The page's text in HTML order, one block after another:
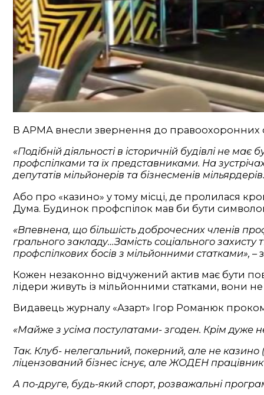
В АРМА внесли звернення до правоохоронних
«Подібній діяльності в історичній будівлі не
профспілками та їх представниками. На
депутатів мільйонерів та бізнесменів
Або про «казино» у тому місці, де пролилася
Дума. Будинок профспілок мав би бути
«Впевнена, що більшість доброчесних членів
грального закладу…Замість соціального
профспілкових босів з мільйонними статками», –
Кожен незаконно відчужений актив має бути
лідери живуть із мільйонними статками, вони
Видавець журналу «Азарт» Ігор Романюк
«Майже з усіма постулатами- згоден. Крім дуже
Так. Клуб- нелегальний, покерний, але не казино
ліцензований бізнес існує, але ЖОДЕН
А по-друге, будь-який спорт, розважальні